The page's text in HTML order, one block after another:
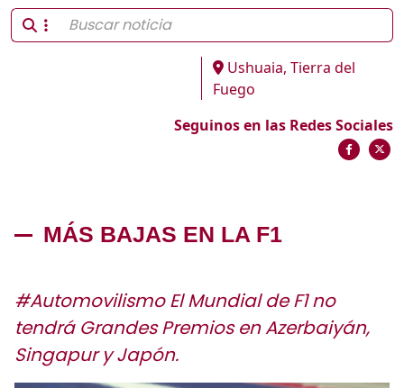
Ushuaia, Tierra del
Fuego
Seguinos en las Redes Sociales
MÁS BAJAS EN LA F1
#Automovilismo El Mundial de F1 no
tendrá Grandes Premios en Azerbaiyán,
Singapur y Japón.